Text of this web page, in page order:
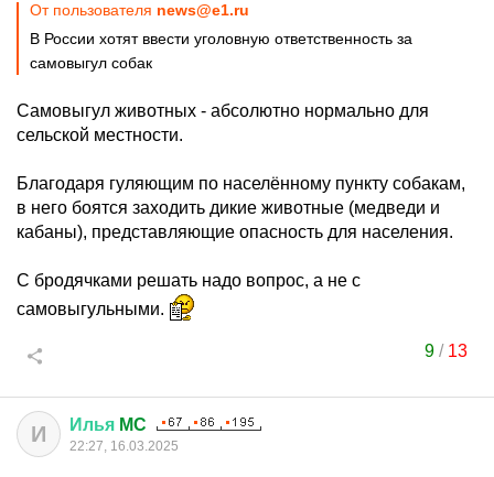
От пользователя news@e1.ru
В России хотят ввести уголовную ответственность за
самовыгул собак
Самовыгул животных - абсолютно нормально для
сельской местности.
Благодаря гуляющим по населённому пункту собакам,
в него боятся заходить дикие животные (медведи и
кабаны), представляющие опасность для населения.
С бродячками решать надо вопрос, а не с
самовыгульными.
9 / 13
И Илья MC
22:27, 16.03.2025